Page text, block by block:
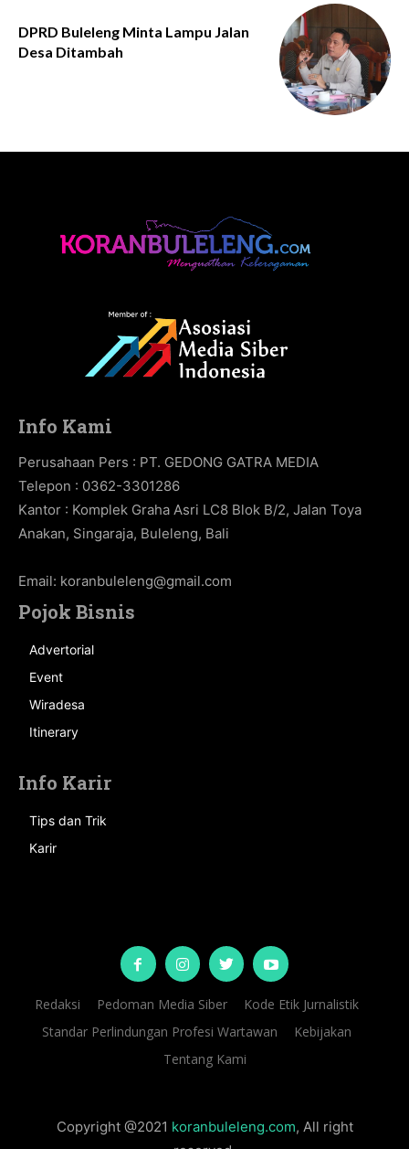
DPRD Buleleng Minta Lampu Jalan
Desa Ditambah
Info Kami
Perusahaan Pers : PT. GEDONG GATRA MEDIA
Telepon : 0362-3301286
Kantor : Komplek Graha Asri LC8 Blok B/2, Jalan Toya
Anakan, Singaraja, Buleleng, Bali
Email: koranbuleleng@gmail.com
Pojok Bisnis
Advertorial
Event
Wiradesa
Itinerary
Info Karir
Tips dan Trik
Karir
Redaksi Pedoman Media Siber
Kode Etik Jurnalistik
Standar Perlindungan Profesi Wartawan
Kebijakan
Tentang Kami
Copyright @2021 koranbuleleng.com, All right